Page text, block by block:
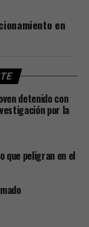
en
detenido con
por la
que peligran en el